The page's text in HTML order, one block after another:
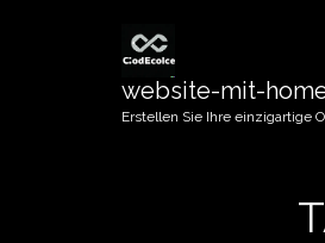
website-mit-
Erstellen Sie Ihre einzigartige